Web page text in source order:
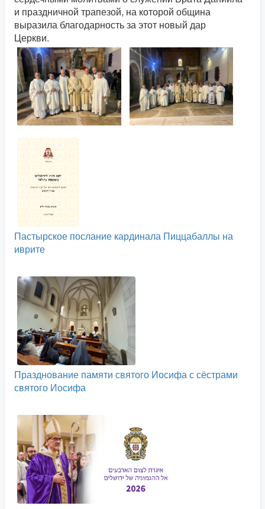
и праздничной трапезой, на которой община
выразила благодарность за этот новый дар
Церкви.
Пастырское послание кардинала Пиццабаллы на
иврите
Празднование памяти святого Иосифа с сёстрами
святого Иосифа